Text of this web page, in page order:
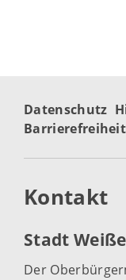
Datenschutz
Barrierefreiheit
Kontakt
Stadt
Der